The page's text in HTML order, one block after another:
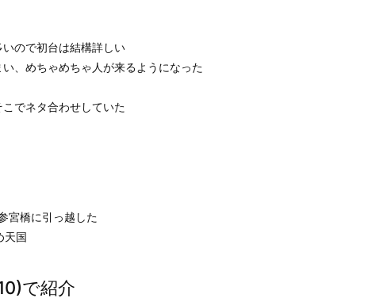
ので初台は結構詳しい
、めちゃめちゃ人が来るようになった
でネタ合わせしていた
宮橋に引っ越した
国
で紹介